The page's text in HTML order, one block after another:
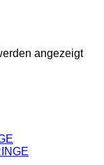
angezeigtNach